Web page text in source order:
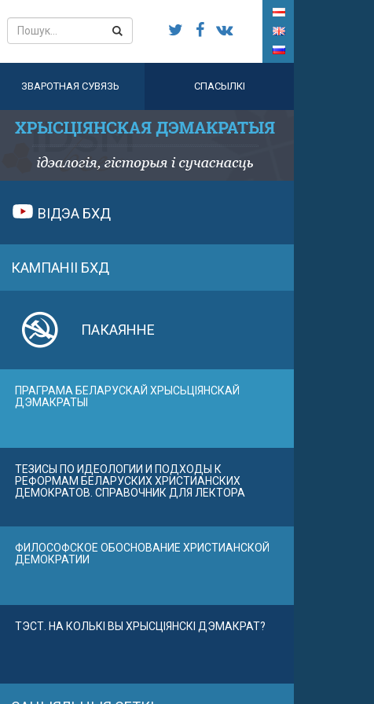
ЗВАРОТНАЯ СУВЯЗЬ СПАСЫЛКІ
ВІДЭА БХД
КАМПАНІІ БХД
ПАКАЯННЕ
ПРАГРАМА БЕЛАРУСКАЙ ХРЫСЬЦІЯНСКАЙ
ДЭМАКРАТЫІ
ТЕЗИСЫ ПО ИДЕОЛОГИИ И ПОДХОДЫ К
РЕФОРМАМ БЕЛАРУСКИХ ХРИСТИАНСКИХ
ДЕМОКРАТОВ. СПРАВОЧНИК ДЛЯ ЛЕКТОРА
ФИЛОСОФСКОЕ ОБОСНОВАНИЕ ХРИСТИАНСКОЙ
ДЕМОКРАТИИ
ТЭСТ. НА КОЛЬКІ ВЫ ХРЫСЦІЯНСКІ ДЭМАКРАТ?